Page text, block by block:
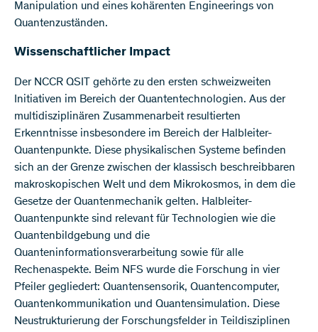
Manipulation und eines kohärenten Engineerings von
Quantenzuständen.
Wissenschaftlicher Impact
Der NCCR QSIT gehörte zu den ersten schweizweiten
Initiativen im Bereich der Quantentechnologien. Aus der
multidisziplinären Zusammenarbeit resultierten
Erkenntnisse insbesondere im Bereich der Halbleiter-
Quantenpunkte. Diese physikalischen Systeme befinden
sich an der Grenze zwischen der klassisch beschreibbaren
makroskopischen Welt und dem Mikrokosmos, in dem die
Gesetze der Quantenmechanik gelten. Halbleiter-
Quantenpunkte sind relevant für Technologien wie die
Quantenbildgebung und die
Quanteninformationsverarbeitung sowie für alle
Rechenaspekte. Beim NFS wurde die Forschung in vier
Pfeiler gegliedert: Quantensensorik, Quantencomputer,
Quantenkommunikation und Quantensimulation. Diese
Neustrukturierung der Forschungsfelder in Teildisziplinen